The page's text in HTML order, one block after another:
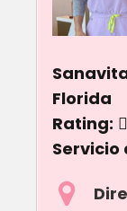
Florida
Rating:
Servicio